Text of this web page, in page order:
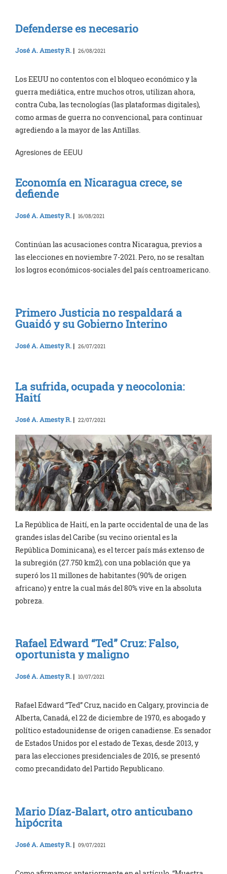
Defenderse es necesario
José A. Amesty R. | 26/08/2021
Los EEUU no contentos con el bloqueo económico y la
guerra mediática, entre muchos otros, utilizan ahora,
contra Cuba, las tecnologías (las plataformas digitales),
como armas de guerra no convencional, para continuar
agrediendo a la mayor de las Antillas.
Agresiones de EEUU
Economía en Nicaragua crece, se
defiende
José A. Amesty R. | 16/08/2021
Continúan las acusaciones contra Nicaragua, previos a
las elecciones en noviembre 7-2021. Pero, no se resaltan
los logros económicos-sociales del país centroamericano.
Primero Justicia no respaldará a
Guaidó y su Gobierno Interino
José A. Amesty R. | 26/07/2021
La sufrida, ocupada y neocolonia:
Haití
José A. Amesty R. | 22/07/2021
La República de Haití, en la parte occidental de una de las
grandes islas del Caribe (su vecino oriental es la
República Dominicana), es el tercer país más extenso de
la subregión (27.750 km2), con una población que ya
superó los 11 millones de habitantes (90% de origen
africano) y entre la cual más del 80% vive en la absoluta
pobreza.
Rafael Edward “Ted” Cruz: Falso,
oportunista y maligno
José A. Amesty R. | 10/07/2021
Rafael Edward “Ted” Cruz, nacido en Calgary, provincia de
Alberta, Canadá, el 22 de diciembre de 1970, es abogado y
político estadounidense de origen canadiense. Es senador
de Estados Unidos por el estado de Texas, desde 2013, y
para las elecciones presidenciales de 2016, se presentó
como precandidato del Partido Republicano.
Mario Díaz-Balart, otro anticubano
hipócrita
José A. Amesty R. | 09/07/2021